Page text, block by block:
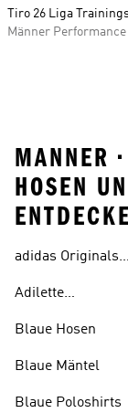
Tiro 26 Liga
Männer Performance
MANNER
HOSEN
adidas Originals
Adilette
Blaue Hosen
Blaue Mäntel
Blaue Poloshirts